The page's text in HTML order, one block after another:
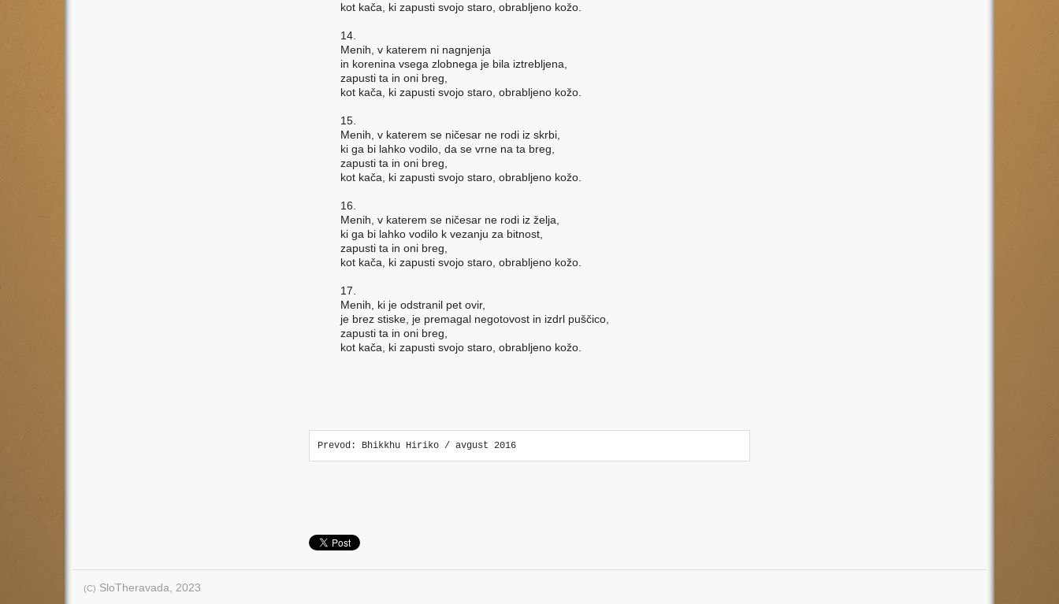
kot kača, ki zapusti svojo staro, obrabljeno kožo.
14.
Menih, v katerem ni nagnjenja
in korenina vsega zlobnega je bila iztrebljena,
zapusti ta in oni breg,
kot kača, ki zapusti svojo staro, obrabljeno kožo.
15.
Menih, v katerem se ničesar ne rodi iz skrbi,
ki ga bi lahko vodilo, da se vrne na ta breg,
zapusti ta in oni breg,
kot kača, ki zapusti svojo staro, obrabljeno kožo.
16.
Menih, v katerem se ničesar ne rodi iz želja,
ki ga bi lahko vodilo k vezanju za bitnost,
zapusti ta in oni breg,
kot kača, ki zapusti svojo staro, obrabljeno kožo.
17.
Menih, ki je odstranil pet ovir,
je brez stiske, je premagal negotovost in izdrl puščico,
zapusti ta in oni breg,
kot kača, ki zapusti svojo staro, obrabljeno kožo.
Prevod: Bhikkhu Hiriko / avgust 2016
(C) SloTheravada, 2023